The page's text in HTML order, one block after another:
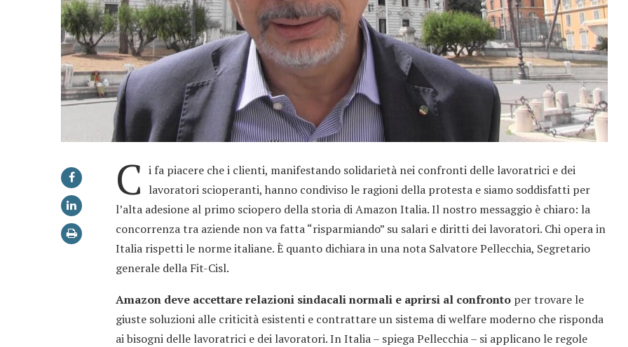
C i fa piacere che i clienti, manifestando solidarietà nei confronti delle lavoratrici e dei
lavoratori scioperanti, hanno condiviso le ragioni della protesta e siamo soddisfatti per
l’alta adesione al primo sciopero della storia di Amazon Italia. Il nostro messaggio è chiaro: la
concorrenza tra aziende non va fatta “risparmiando” su salari e diritti dei lavoratori. Chi opera in
Italia rispetti le norme italiane. È quanto dichiara in una nota Salvatore Pellecchia, Segretario
generale della Fit-Cisl.
Amazon deve accettare relazioni sindacali normali e aprirsi al confrontoper trovare le
giuste soluzioni alle criticità esistenti e contrattare un sistema di welfare moderno che risponda
ai bisogni delle lavoratrici e dei lavoratori. In Italia – spiega Pellecchia – si applicano le regole